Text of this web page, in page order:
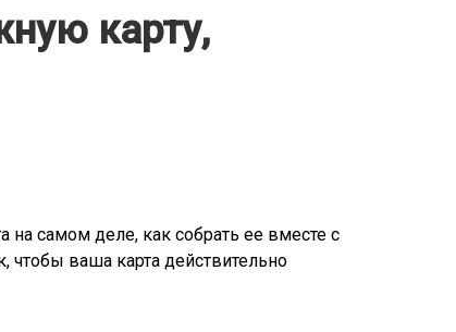
карту,
на самом деле, как собрать ее вместе с
чтобы ваша карта действительно